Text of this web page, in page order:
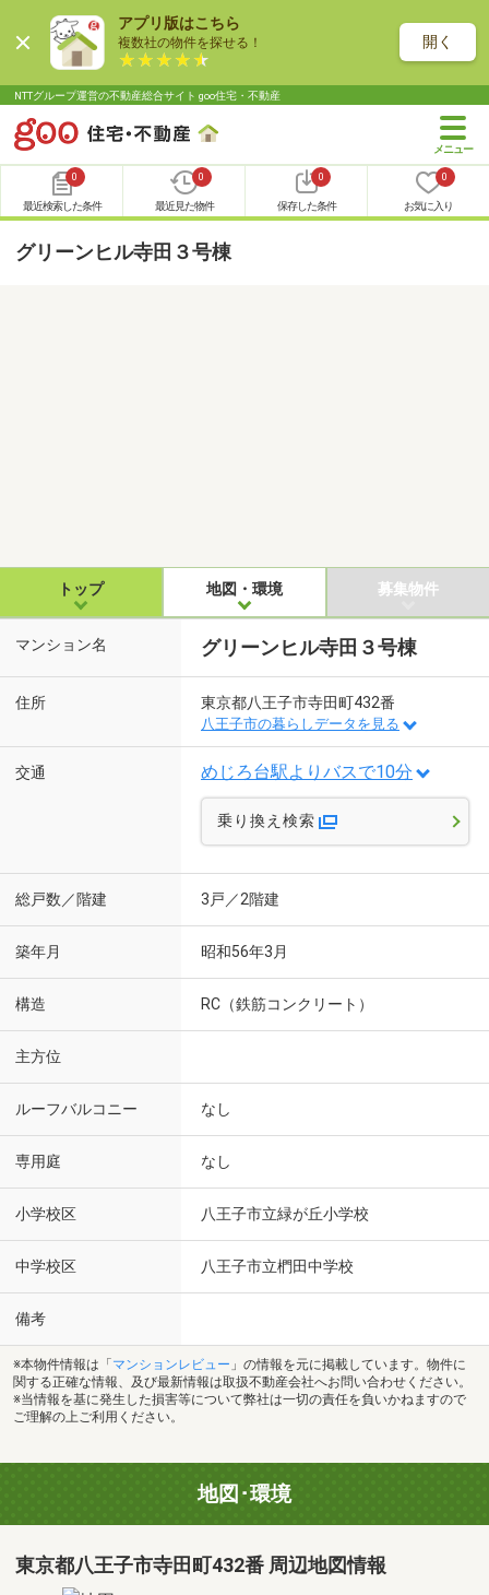
アプリ版はこちら
複数社の物件を探せる！ 開く
NTTグループ運営の不動産総合サイト goo住宅・不動産
0
最近検索した条件
0
最近見た物件
0
保存した条件
0
お気に入り
グリーンヒル寺田３号棟
トップ 地図・環境 募集物件
マンション名 グリーンヒル寺田３号棟
住所 東京都八王子市寺田町432番
八王子市の暮らしデータを見る
交通 めじろ台駅よりバスで10分
乗り換え検索
総戸数／階建 3戸／2階建
築年月 昭和56年3月
構造 RC（鉄筋コンクリート）
主方位
ルーフバルコニー なし
専用庭 なし
小学校区 八王子市立緑が丘小学校
中学校区 八王子市立椚田中学校
備考
※本物件情報は「 マンションレビュー 」の情報を元に掲載しています。物件に
関する正確な情報、及び最新情報は取扱不動産会社へお問い合わせください。
※当情報を基に発生した損害等について弊社は一切の責任を負いかねますので
ご理解の上ご利用ください。
地図･環境
東京都八王子市寺田町432番 周辺地図情報